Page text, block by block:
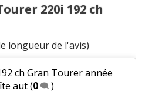
220i 192 ch
longueur de l'avis)
ch Gran Tourer année
aut(0 )